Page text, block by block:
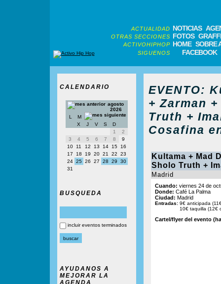
ACTUALIDAD NOTICIAS
OTRAS SECCIONES FOTOS
ACTIVOHIPHOP HOME SOBRE
SIGUENOS FACEBOOK
CALENDARIO
agosto
2026
L
M
X
J V S
D
1
2
3
4 5 6 7 8
9
10
11 12 13 14 15
16
17
18 19 20 21 22
23
24 25 26 27 28 29
30
31
BUSQUEDA
incluir eventos terminados
AYUDANOS A
MEJORAR LA
AGENDA
EVENTO:
+ Zarman
Truth +
Cosafina
Kultama + Mad
Sholo Truth +
Madrid
Cuando: viernes 24 de
Donde: Café La Palma
Ciudad: Madrid
Entradas: 9€ anticipada
10€ taquilla (12€
Cartel/flyer del evento